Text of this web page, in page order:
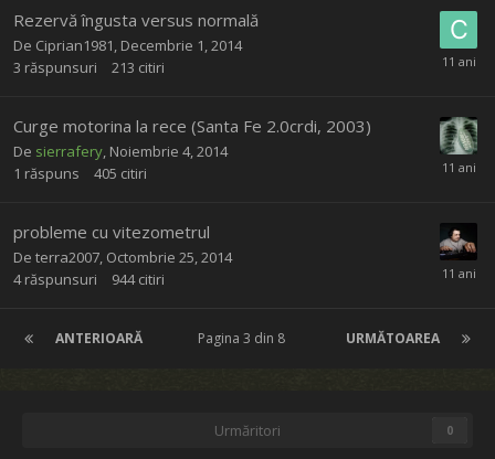
Rezervă îngusta versus normală
De Ciprian1981 Decembrie 1, 2014
3 răspunsuri 213 citiri
Curge motorina la rece (Santa Fe 2.0crdi, 2003)
De sierrafery Noiembrie 4, 2014
1 răspuns 405 citiri
probleme cu vitezometrul
De terra2007 Octombrie 25, 2014
4 răspunsuri 944 citiri
ANTERIOARĂ URMĂTOAREA
Pagina 3 din 8
Urmăritori 0